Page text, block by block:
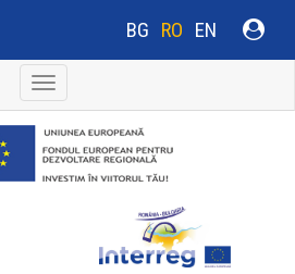
BG RO EN
Toggle
navigation